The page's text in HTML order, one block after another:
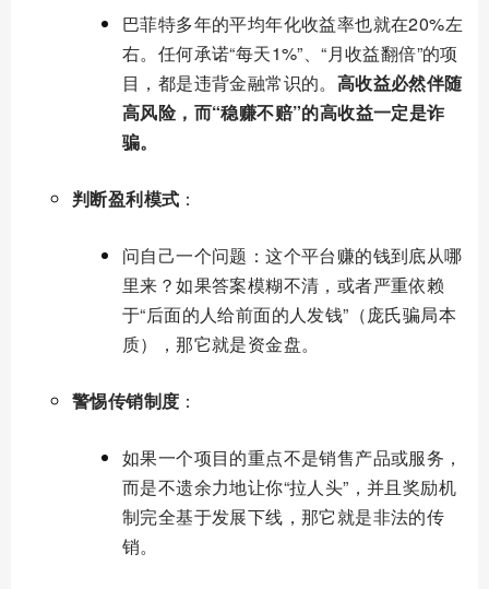
巴菲特多年的平均年化收益率也就在20%左
右。任何承诺“每天1%”、“月收益翻倍”的项
目，都是违背金融常识的。 高收益必然伴随
高风险，而“稳赚不赔”的高收益一定是诈
骗。
判断盈利模式 ：
问自己一个问题：这个平台赚的钱到底从哪
里来？如果答案模糊不清，或者严重依赖
于“后面的人给前面的人发钱”（庞氏骗局本
质），那它就是资金盘。
警惕传销制度 ：
如果一个项目的重点不是销售产品或服务，
而是不遗余力地让你“拉人头”，并且奖励机
制完全基于发展下线，那它就是非法的传
销。